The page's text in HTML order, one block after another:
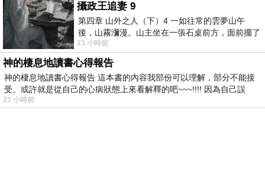
攝政王追妻 9
第四章 山外之人（下）4 一如往常的雲夢山午
後，山霧瀰漫。山主坐在一張石桌前方，面前擺了
一盤未下完的棋盤，還有一壺茶與兩只冒
23 小時前
神的棲息地讀書心得報告
神的棲息地讀書心得報告 這本書的內容我部份可以理解，部分不能接
受。或許就是從自己的心病狀態上來看解釋的吧~~~!!!! 因為自己誤
23 小時前